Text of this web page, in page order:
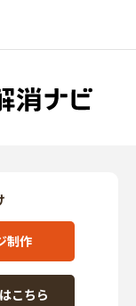
制作
こちら